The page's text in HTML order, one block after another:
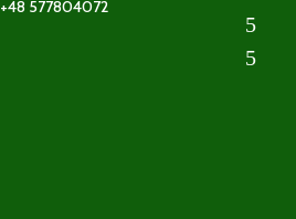
+48 577804072
5
5